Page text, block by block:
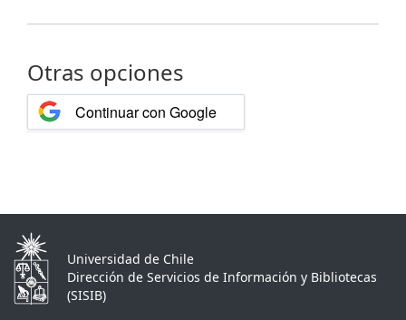
Otras opciones
Continuar con Google
Universidad de Chile
Dirección de Servicios de Información y Bibliotecas
(SISIB)